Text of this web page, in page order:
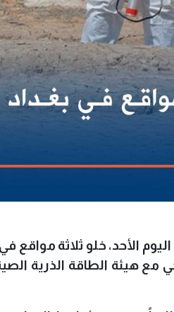
الأحد، خلو ثلاثة مواقع
مع هيئة الطاقة الذرية